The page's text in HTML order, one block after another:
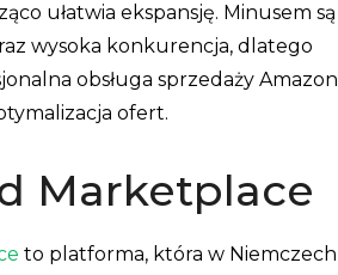
ułatwia ekspansję. Minusem są
wysoka konkurencja, dlatego
obsługa sprzedaży Amazon
ofert.
Marketplace
to platforma, która w Niemczech